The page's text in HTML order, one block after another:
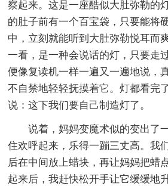
察起来。这是一座酷似大肚弥勒的
的肚子前有一个百宝袋，只要能将
中，立刻就能听到大肚弥勒悦耳而
一看，是一种会说话的灯，只要走
便像复读机一样一遍又一遍地说，
不自禁地轻轻抚摸着它。灯都看完
说：这下我们要自己制造灯了。
说着，妈妈变魔术似的变出了
住欢呼起来，乐得一蹦三丈高。我
后在中间放上蜡块，再让妈妈把蜡
起来后，我赶快松开手让它缓缓地